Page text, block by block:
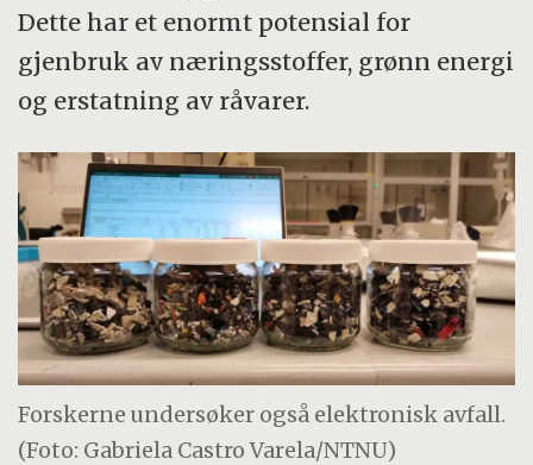
Dette har et enormt potensial for
gjenbruk av næringsstoffer, grønn energi
og erstatning av råvarer.
Forskerne undersøker også elektronisk avfall.
(Foto: Gabriela Castro Varela/NTNU)